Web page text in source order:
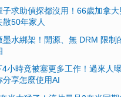
子求助偵探都沒用！66歲加拿
散50年家人
墨水綁架！開源、無 DRM 限制
4小時竟被塞更多工作！過來人
分享怎麼使用AI